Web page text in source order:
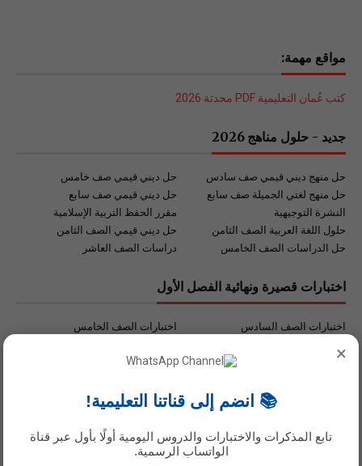
×
📚 انضم إلى قناتنا التعليمية!
تابع المذكرات والاختبارات والدروس اليومية أولًا بأول عبر قناة
الواتساب الرسمية.
مواقع مهمة:
كتب عُمان التعليمية PDF محدثة 2026
جديد - حلول مناهج 2026
حل ديني قيمي صف خامس
حل منهج ديني قيمي صف سادس
حل ديني قيمي صف سابع
حل منهج لغتي الجميلة صف سابع
مقرر الحفظ التربية الإسلامية
النشرة التوجيهية
حل ديني قيمي الصف الثامن
حلول اللغة العربية الصف الثامن
دراسات الصف العاشر
حل الدراسات الصف الخامس
اختبارات قصيرة ونهائية الفصل الأول
اختبارات الصف الخامس
اختبارات الصف السادس
اختبارات الصف التاسع
اختبارات الصف العاشر
تحميل الكتب جميع المواد
روابط مهمة للمعلم والطالب